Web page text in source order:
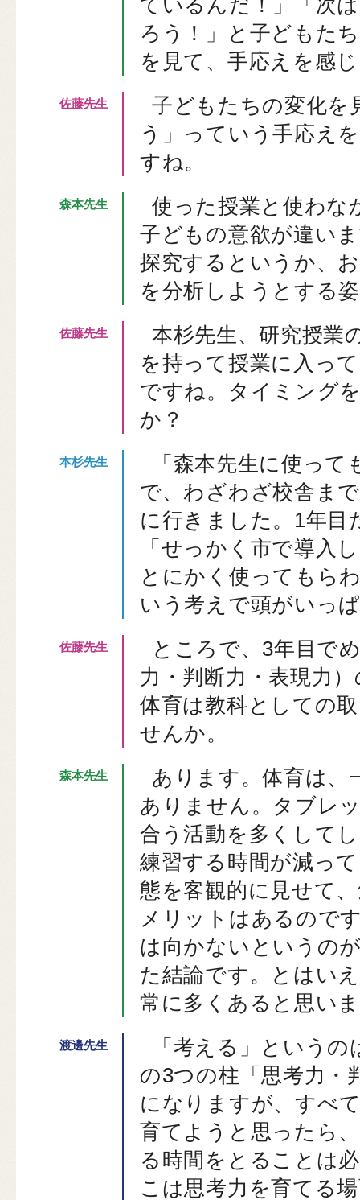
ているんだ！」「次
ろう！」と子どもた
を見て、手応えを感
子どもたちの変化を
う」っていう手応え
すね。
使った授業と使わな
子どもの意欲が違い
探究するというか、
を分析しようとする
本杉先生、研究授業
を持って授業に入っ
ですね。タイミング
か？
「森本先生に使っ
で、わざわざ校舎ま
に行きました。1年目
「せっかく市で導入
とにかく使ってもら
いう考えで頭がいっ
ところで、3年目で
力・判断力・表現力
体育は教科としての
せんか。
あります。体育は、
ありません。タブレ
合う活動を多くして
練習する時間が減っ
態を客観的に見せて
メリットはあるので
は向かないというの
た結論です。とはい
常に多くあると思い
「考える」という
の3つの柱「思考力・
になりますが、すべ
育てようと思ったら
る時間をとることは
こは思考力を育てる